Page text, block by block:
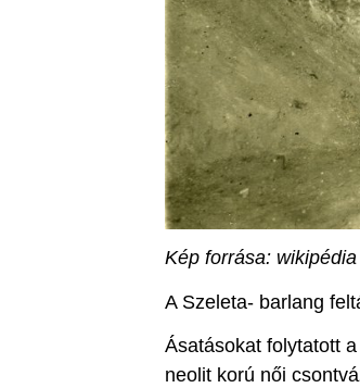
Kép forrása: wikipédia
A Szeleta- barlang
Ásatásokat folytatott
neolit korú női